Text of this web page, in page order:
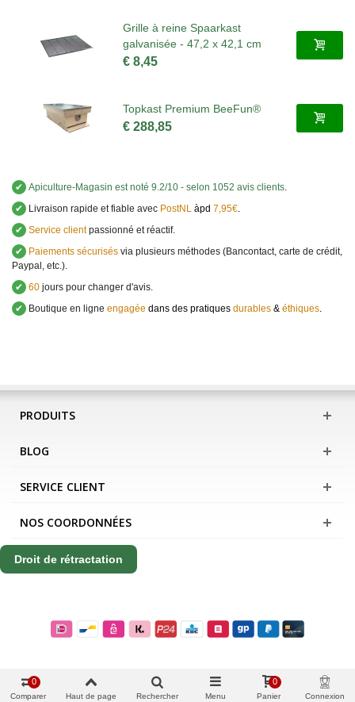
Grille à reine Spaarkast
galvanisée - 47,2 x 42,1 cm
€ 8,45
Topkast Premium BeeFun®
€ 288,85
✔ Apiculture-Magasin est noté 9.2/10 - selon 1052 avis clients
✔
Livraison rapide et fiable avec PostNL àpd 7,95€
✔ Service clientpassionné et réactif.
✔
Paiements sécurisés via plusieurs méthodes (Bancontact, carte de crédit,
Paypal, etc.).
✔ 60 jours pour changer d'avis.
✔
Boutique en ligne engagée dans des pratiques durables & éthiques
PRODUITS
BLOG
SERVICE CLIENT
NOS COORDONNÉES
Droit de rétractation
Comparer
0
Haut de page Rechercher Menu Panier
0
Connexion